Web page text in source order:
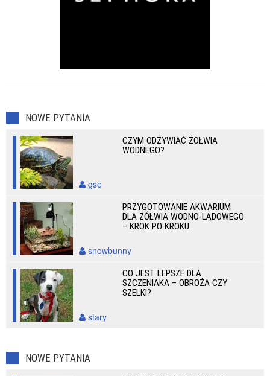
NOWE PYTANIA
CZYM ODŻYWIAĆ ŻÓŁWIA
WODNEGO?
gse
PRZYGOTOWANIE AKWARIUM
DLA ŻÓŁWIA WODNO-LĄDOWEGO
– KROK PO KROKU
snowbunny
CO JEST LEPSZE DLA
SZCZENIAKA – OBROŻA CZY
SZELKI?
stary
NOWE PYTANIA